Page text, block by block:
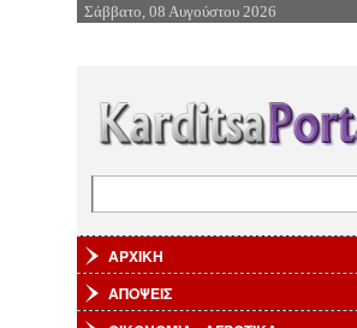
Επιστροφή στην Πλοήγηση
Σάββατο, 08 Αυγούστου 2026
ΑΡΧΙΚΗ
ΑΠΟΨΕΙΣ